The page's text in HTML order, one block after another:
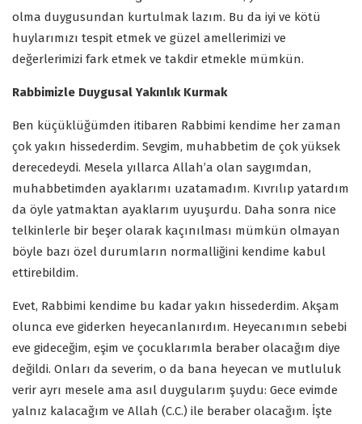
olma duygusundan kurtulmak lazım. Bu da iyi ve kötü
huylarımızı tespit etmek ve güzel amellerimizi ve
değerlerimizi fark etmek ve takdir etmekle mümkün.
Rabbimizle Duygusal Yakınlık Kurmak
Ben küçüklüğümden itibaren Rabbimi kendime her zaman
çok yakın hissederdim. Sevgim, muhabbetim de çok yüksek
derecedeydi. Mesela yıllarca Allah’a olan saygımdan,
muhabbetimden ayaklarımı uzatamadım. Kıvrılıp yatardım
da öyle yatmaktan ayaklarım uyuşurdu. Daha sonra nice
telkinlerle bir beşer olarak kaçınılması mümkün olmayan
böyle bazı özel durumların normalliğini kendime kabul
ettirebildim.
Evet, Rabbimi kendime bu kadar yakın hissederdim. Akşam
olunca eve giderken heyecanlanırdım. Heyecanımın sebebi
eve gideceğim, eşim ve çocuklarımla beraber olacağım diye
değildi. Onları da severim, o da bana heyecan ve mutluluk
verir ayrı mesele ama asıl duygularım şuydu: Gece evimde
yalnız kalacağım ve Allah (C.C.) ile beraber olacağım. İşte